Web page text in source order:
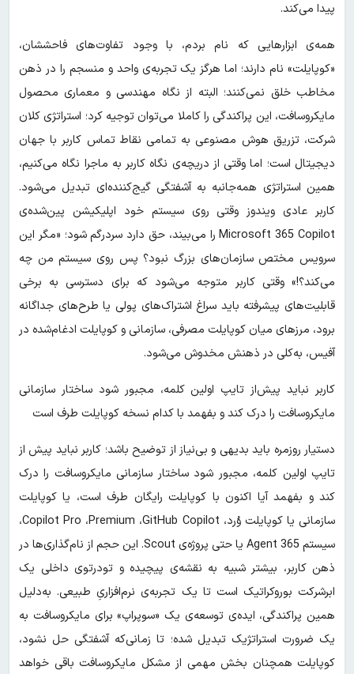
پیدا می‌کند.
همه‌ی ابزارهایی که نام بردم، با وجود تفاوت‌های فاحششان،
«کوپایلت» نام دارند؛ اما هرگز یک تجربه‌ی واحد و منسجم را در ذهن
مخاطب خلق نمی‌کنند؛ البته از نگاه مهندسی و معماری محصول
مایکروسافت، این پراکندگی را کاملا می‌توان توجیه کرد؛ استراتژی کلان
شرکت، تزریق هوش مصنوعی به تمامی نقاط تماس کاربر با جهان
دیجیتال است؛ اما وقتی از دریچه‌ی نگاه کاربر به ماجرا نگاه می‌کنیم،
همین استراتژی همه‌جانبه به آشفتگی گیج‌کننده‌ای تبدیل می‌شود.
کاربر عادی ویندوز وقتی روی سیستم خود اپلیکیشن پین‌شده‌ی
Microsoft 365 Copilot را می‌بیند، حق دارد سردرگم شود؛ «مگر این
سرویس مختص سازمان‌های بزرگ نبود؟ پس روی سیستم من چه
می‌کند؟!» وقتی کاربر متوجه می‌شود که برای دسترسی به برخی
قابلیت‌های پیشرفته باید سراغ اشتراک‌های پولی یا طرح‌های جداگانه
برود، مرزهای میان کوپایلت مصرفی، سازمانی و کوپایلت ادغام‌شده در
آفیس، به‌کلی در ذهنش مخدوش می‌شود.
کاربر نباید پیش‌از تایپ اولین کلمه، مجبور شود ساختار سازمانی
مایکروسافت را درک کند و بفهمد با کدام نسخه‌ کوپایلت طرف است
دستیار روزمره باید بدیهی و بی‌نیاز از توضیح باشد؛ کاربر نباید پیش از
تایپ اولین کلمه، مجبور شود ساختار سازمانی مایکروسافت را درک
کند و بفهمد آیا اکنون با کوپایلت رایگان طرف است، یا کوپایلت
سازمانی یا کوپایلت وُرد، Copilot Pro ،Premium ،GitHub Copilot،
سیستم Agent 365 یا حتی پروژه‌ی Scout. این حجم از نام‌گذاری‌ها در
ذهن کاربر، بیشتر شبیه به نقشه‌ی پیچیده و تودرتوی داخلی یک
ابرشرکت بوروکراتیک است تا یک تجربه‌ی نرم‌افزاریِ طبیعی. به‌دلیل
همین پراکندگی، ایده‌ی توسعه‌ی یک «سوپراپ» برای مایکروسافت به
یک ضرورت استراتژیک تبدیل شده؛ تا زمانی‌که آشفتگی حل نشود،
کوپایلت همچنان بخش مهمی از مشکل مایکروسافت باقی خواهد